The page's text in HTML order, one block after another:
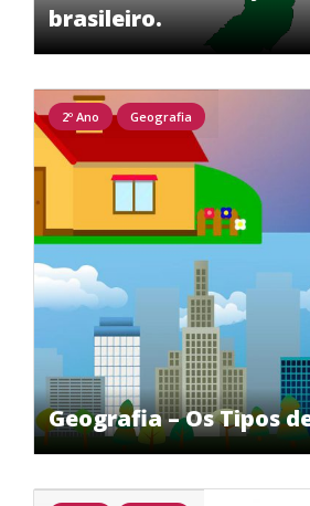
brasileiro.
Geografia – Os Tipos
2º Ano Geografia